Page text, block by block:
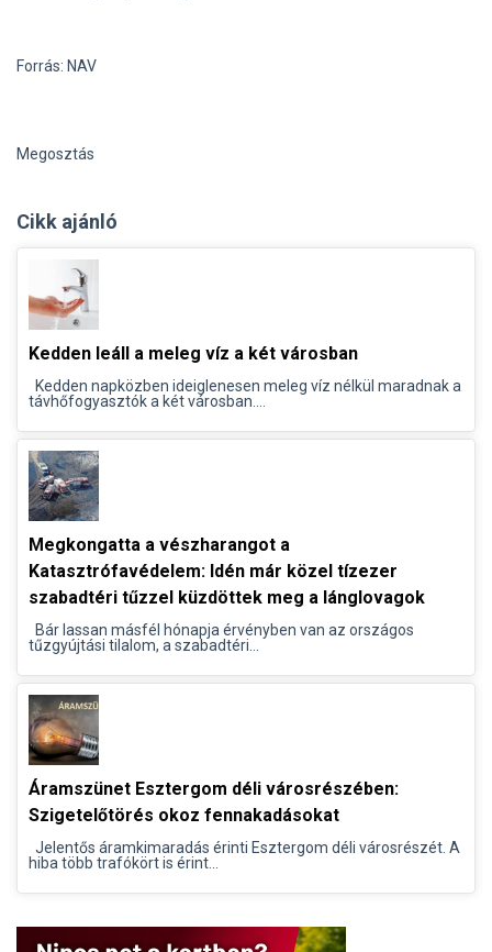
Forrás: NAV
Megosztás
Cikk ajánló
Kedden leáll a meleg víz a két városban
Kedden napközben ideiglenesen meleg víz nélkül maradnak a
távhőfogyasztók a két városban....
Megkongatta a vészharangot a
Katasztrófavédelem: Idén már közel tízezer
szabadtéri tűzzel küzdöttek meg a lánglovagok
Bár lassan másfél hónapja érvényben van az országos
tűzgyújtási tilalom, a szabadtéri...
Áramszünet Esztergom déli városrészében:
Szigetelőtörés okoz fennakadásokat
Jelentős áramkimaradás érinti Esztergom déli városrészét. A
hiba több trafókört is érint...